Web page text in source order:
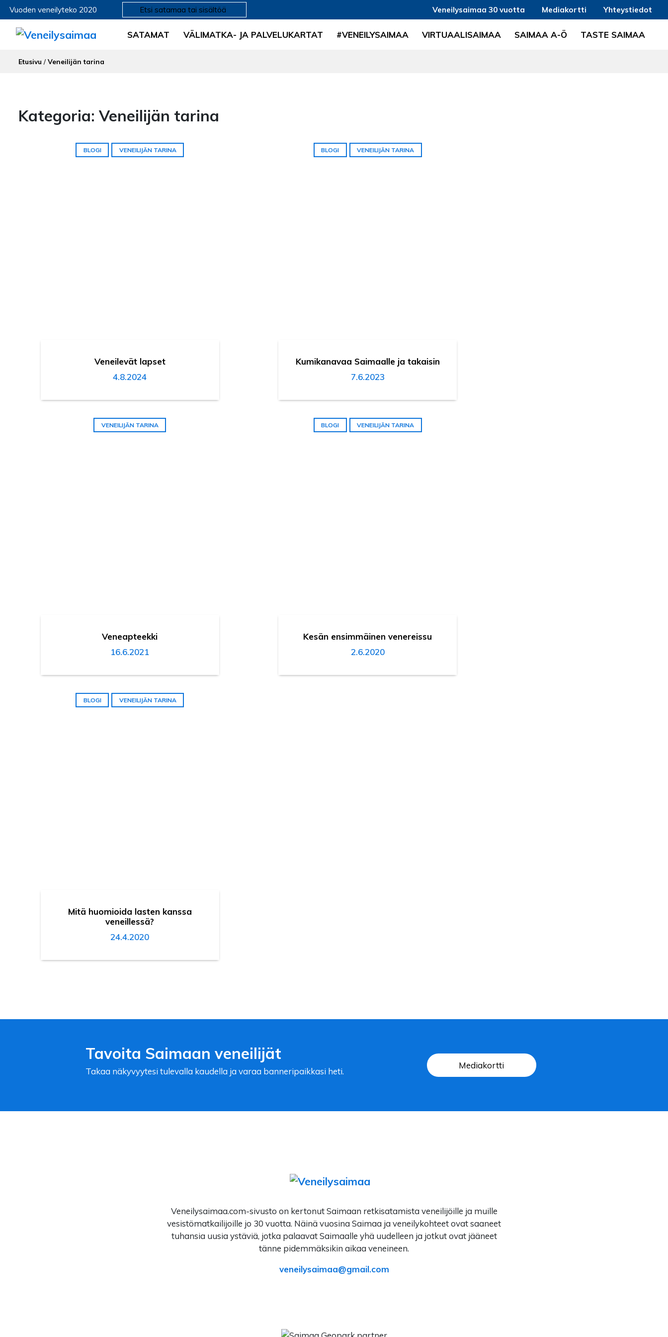
Vuoden veneilyteko 2020 Veneilysaimaa 30 vuotta Mediakortti Yhteystiedot
SATAMAT VÄLIMATKA- JA PALVELUKARTAT #VENEILYSAIMAA VIRTUAALISAIMAA SAIMAA A-Ö TASTE SAIMAA
Etusivu / Veneilijän tarina
Kategoria: Veneilijän tarina
BLOGI VENEILIJÄN TARINA
Veneilevät lapset
4.8.2024
BLOGI VENEILIJÄN TARINA
Kumikanavaa Saimaalle ja takaisin
7.6.2023
VENEILIJÄN TARINA
Veneapteekki
16.6.2021
BLOGI VENEILIJÄN TARINA
Kesän ensimmäinen venereissu
2.6.2020
BLOGI VENEILIJÄN TARINA
Mitä huomioida lasten kanssa
veneillessä?
24.4.2020
Tavoita Saimaan veneilijät
Takaa näkyvyytesi tulevalla kaudella ja varaa banneripaikkasi heti.
Mediakortti
Veneilysaimaa.com-sivusto on kertonut Saimaan retkisatamista veneilijöille ja muille
vesistömatkailijoille jo 30 vuotta. Näinä vuosina Saimaa ja veneilykohteet ovat saaneet
tuhansia uusia ystäviä, jotka palaavat Saimaalle yhä uudelleen ja jotkut ovat jääneet
tänne pidemmäksikin aikaa veneineen.
veneilysaimaa
gmail.com